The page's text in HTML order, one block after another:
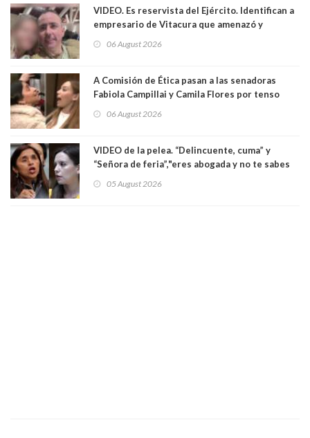
VIDEO. Es reservista del Ejército. Identifican a
empresario de Vitacura que amenazó y
al "ring raja". Se trata de Andrés Arrieta y la
06 August 2026
A Comisión de Ética pasan a las senadoras
Fabiola Campillai y Camila Flores por tenso
06 August 2026
VIDEO de la pelea. “Delincuente, cuma” y
“Señora de feria”,"eres abogada y no te sabes
senadoras Camila Flores y Fabiola Campillai en
05 August 2026